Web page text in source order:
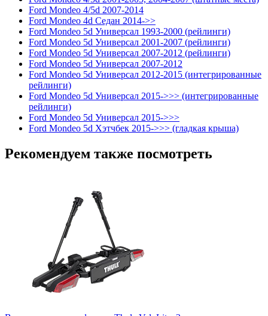
Ford Mondeo 4/5d 2007-2014
Ford Mondeo 4d Седан 2014->>
Ford Mondeo 5d Универсал 1993-2000 (рейлинги)
Ford Mondeo 5d Универсал 2001-2007 (рейлинги)
Ford Mondeo 5d Универсал 2007-2012 (рейлинги)
Ford Mondeo 5d Универсал 2007-2012
Ford Mondeo 5d Универсал 2012-2015 (интегрированные
рейлинги)
Ford Mondeo 5d Универсал 2015->>> (интегрированные
рейлинги)
Ford Mondeo 5d Универсал 2015->>>
Ford Mondeo 5d Хэтчбек 2015->>> (гладкая крыша)
Рекомендуем также посмотреть